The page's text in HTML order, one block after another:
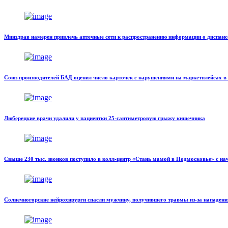
Минздрав намерен привлечь аптечные сети к распространению информации о
Союз производителей БАД оценил число карточек с нарушениями на маркетплейсах
Люберецкие врачи удалили у пациентки 25-сантиметровую грыжу кишечника
Свыше 230 тыс. звонков поступило в колл-центр «Стань мамой в Подмосковье» с
Солнечногорские нейрохирурги спасли мужчину, получившего травмы из-за